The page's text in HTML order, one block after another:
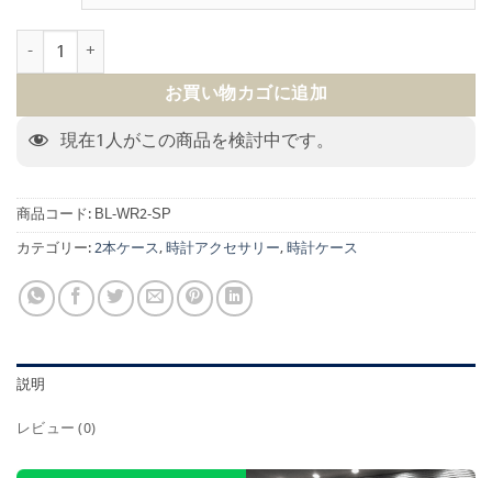
BOSPHORUS LEATHER WATCH ROLL 2 GALATA SCRIPTO
お買い物カゴに追加
現在1人がこの商品を検討中です。
商品コード:BL-WR2-SP
カテゴリー:2本ケース,時計アクセサリー,時計ケース
説明
レビュー (0)